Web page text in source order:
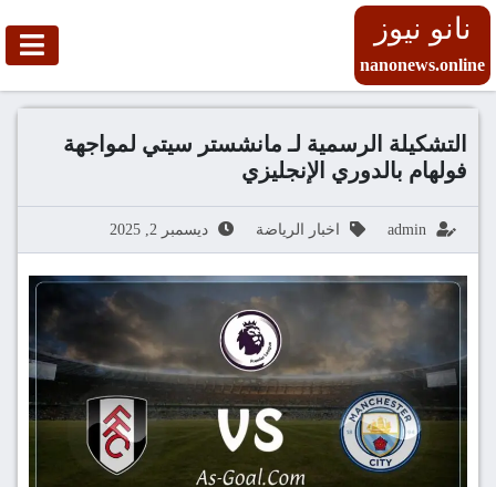
نانو نيوز
nanonews.online
التشكيلة الرسمية لـ مانشستر سيتي لمواجهة
فولهام بالدوري الإنجليزي
admin اخبار الرياضة ديسمبر 2, 2025